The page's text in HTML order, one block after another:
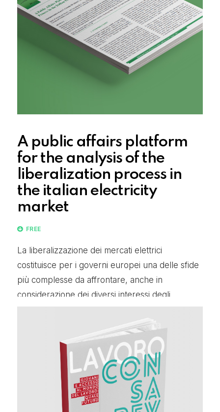
A public affairs platform
for the analysis of the
liberalization process in
the italian electricity
market
FREE
La liberalizzazione dei mercati elettrici
costituisce per i governi europei una delle sfide
più complesse da affrontare, anche in
considerazione dei diversi interessi degli
stakeholder coinvolti.